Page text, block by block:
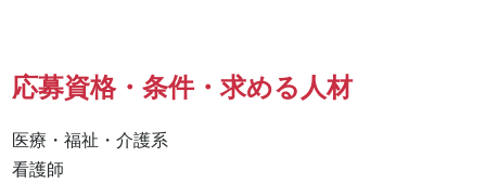
応募資格・条件・求める人材
医療・福祉・介護系
看護師